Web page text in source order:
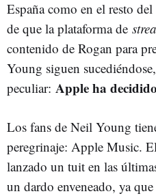
España como en el resto
de que la plataforma de
contenido de Rogan para
Young siguen
peculiar: Apple ha
Los fans de Neil Young
peregrinaje: Apple Music.
lanzado un tuit en las
un dardo enveneado, ya